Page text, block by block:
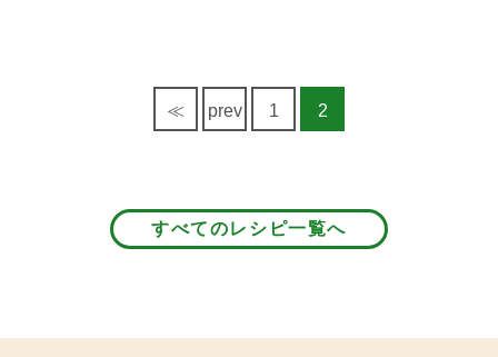
≪ prev 1 2
すべてのレシピ一覧へ